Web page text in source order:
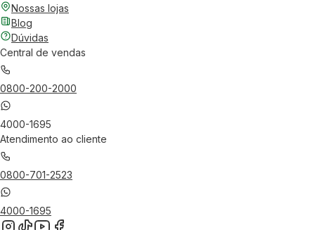
Nossas lojas
Blog
Dúvidas
Central de vendas
0800-200-2000
4000-1695
Atendimento ao cliente
0800-701-2523
4000-1695